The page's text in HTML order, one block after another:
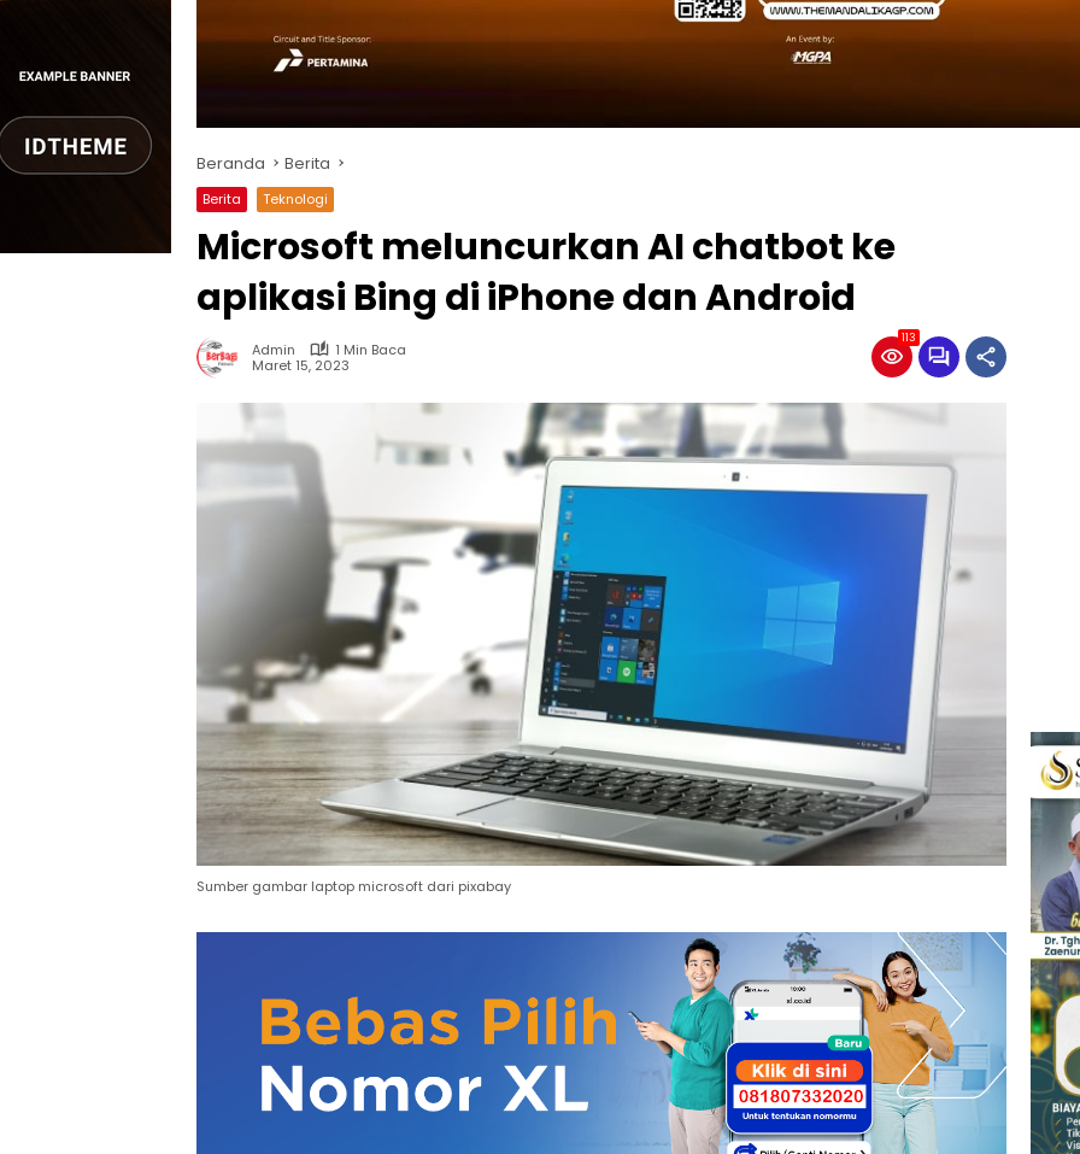
Beranda Berita
Berita Teknologi
Microsoft meluncurkan AI chatbot ke
aplikasi Bing di iPhone dan Android
Admin
1 Min Baca
Maret 15, 2023
113
Sumber gambar laptop microsoft dari pixabay